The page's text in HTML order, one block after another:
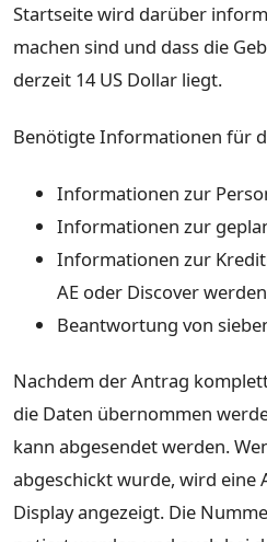
Startseite wird darüber
machen sind und dass die
derzeit 14 US Dollar liegt.
Benötigte Informationen für
Informationen zur
Informationen zur
Informationen zur
AE oder Discover
Beantwortung von
Nachdem der Antrag
die Daten übernommen
kann abgesendet werden.
abgeschickt wurde, wird eine
Display angezeigt. Die